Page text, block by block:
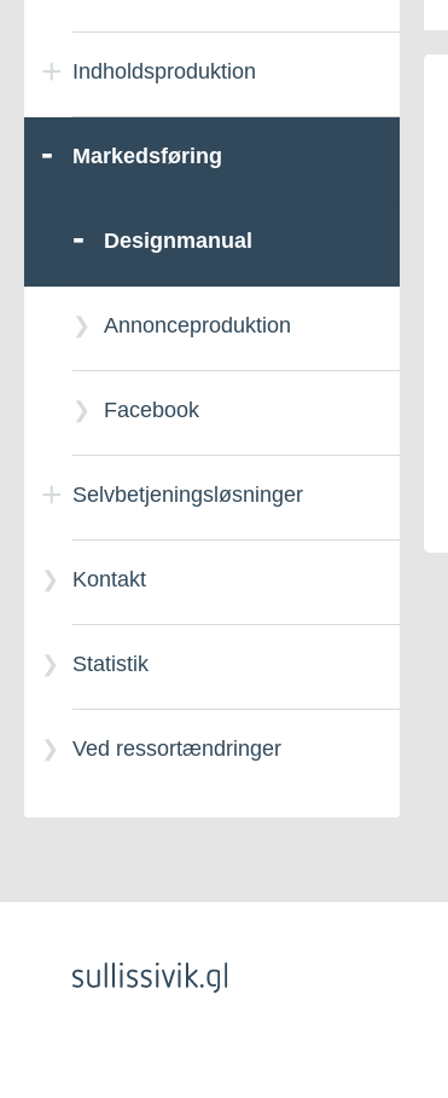
Indholdsproduktion
Markedsføring
Designmanual
Annonceproduktion
Facebook
Selvbetjeningsløsninger
Kontakt
Statistik
Ved ressortændringer